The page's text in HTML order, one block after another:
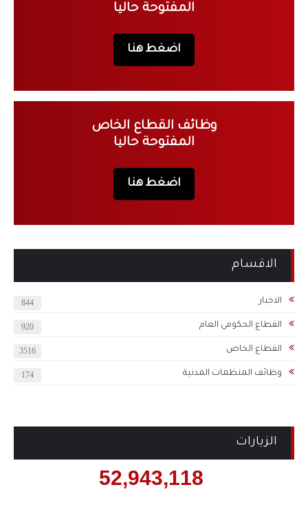
المفتوحة حاليا
اضغط هنا
وظائف القطاع الخاص
المفتوحة حاليا
اضغط هنا
الاقسام
الاخبار 844
القطاع الحكومي العام 920
القطاع الخاص 3516
وظائف المنظمات المدنية 174
الزيارات
52,943,118